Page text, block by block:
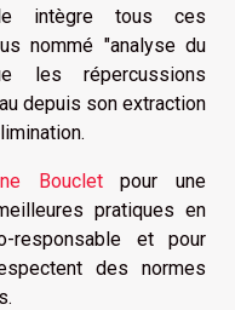
intègre tous ces
nommé "analyse du
les répercussions
depuis son extraction
Boucletpour une
pratiques en
responsable et pour
des normes